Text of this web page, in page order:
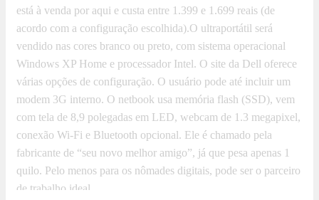
está à venda por aqui e custa entre 1.399 e 1.699 reais (de
acordo com a configuração escolhida).O ultraportátil será
vendido nas cores branco ou preto, com sistema operacional
Windows XP Home e processador Intel. O site da Dell oferece
várias opções de configuração. O usuário pode até incluir um
modem 3G interno. O netbook usa memória flash (SSD), vem
com tela de 8,9 polegadas em LED, webcam de 1.3 megapixel,
conexão Wi-Fi e Bluetooth opcional. Ele é chamado pela
fabricante de “seu novo melhor amigo”, já que pesa apenas 1
quilo. Pelo menos para os nômades digitais, pode ser o parceiro
de trabalho ideal.